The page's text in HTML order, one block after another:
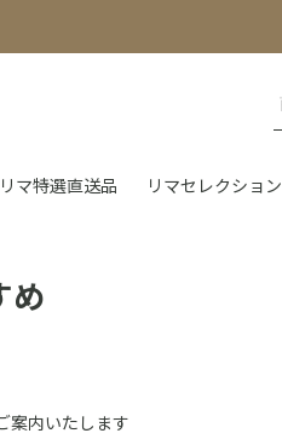
リマ特選直送品 リマセレクション
め
案内いたします